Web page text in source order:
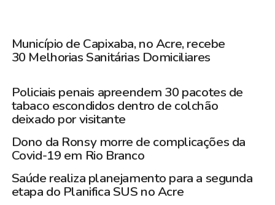
Município de Capixaba, no Acre, recebe
30 Melhorias Sanitárias Domiciliares
Policiais penais apreendem 30 pacotes de
tabaco escondidos dentro de colchão
deixado por visitante
Dono da Ronsy morre de complicações da
Covid-19 em Rio Branco
Saúde realiza planejamento para a segunda
etapa do Planifica SUS no Acre